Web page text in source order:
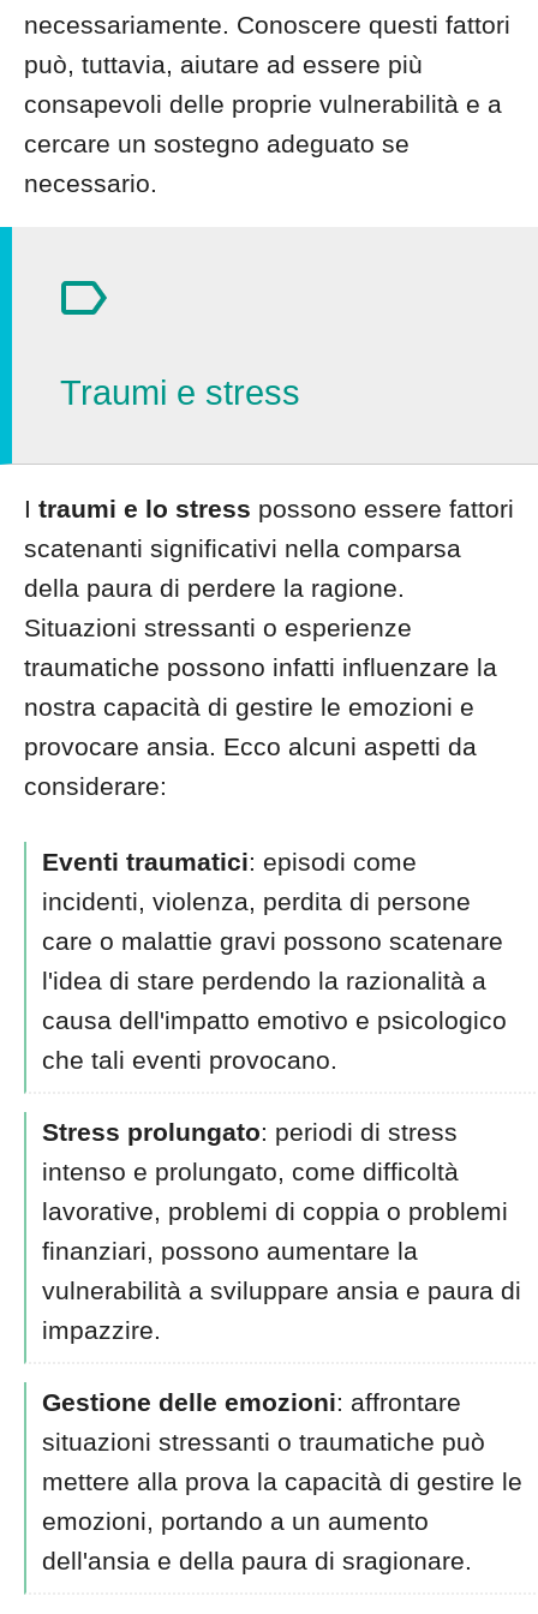
necessariamente. Conoscere questi fattori
può, tuttavia, aiutare ad essere più
consapevoli delle proprie vulnerabilità e a
cercare un sostegno adeguato se
necessario.
Traumi e stress
I traumi e lo stress possono essere fattori
scatenanti significativi nella comparsa
della paura di perdere la ragione.
Situazioni stressanti o esperienze
traumatiche possono infatti influenzare la
nostra capacità di gestire le emozioni e
provocare ansia. Ecco alcuni aspetti da
considerare:
Eventi traumatici: episodi come
incidenti, violenza, perdita di persone
care o malattie gravi possono scatenare
l'idea di stare perdendo la razionalità a
causa dell'impatto emotivo e psicologico
che tali eventi provocano.
Stress prolungato: periodi di stress
intenso e prolungato, come difficoltà
lavorative, problemi di coppia o problemi
finanziari, possono aumentare la
vulnerabilità a sviluppare ansia e paura di
impazzire.
Gestione delle emozioni: affrontare
situazioni stressanti o traumatiche può
mettere alla prova la capacità di gestire le
emozioni, portando a un aumento
dell'ansia e della paura di sragionare.